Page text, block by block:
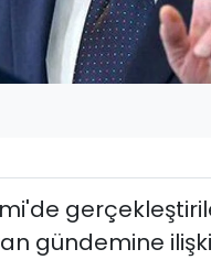
gündemine